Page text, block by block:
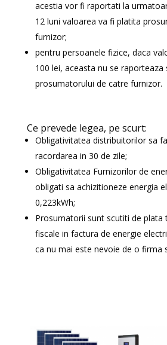
acestia vor fi raportati la
12 luni valoarea va fi platita
furnizor;
pentru persoanele fizice, daca
100 lei, aceasta nu se raporteaza
prosumatorului de catre furnizor.
Ce prevede legea, pe scurt:
Obligativitatea distribuitorilor sa
racordarea in 30 de zile;
Obligativitatea Furnizorilor de
obligati sa achizitioneze energia
0,223kWh;
Prosumatorii sunt scutiti de
fiscale in factura de energie
ca nu mai este nevoie de o firma